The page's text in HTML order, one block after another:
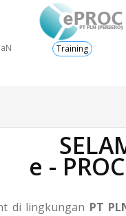
Training
e -
di lingkungan PT